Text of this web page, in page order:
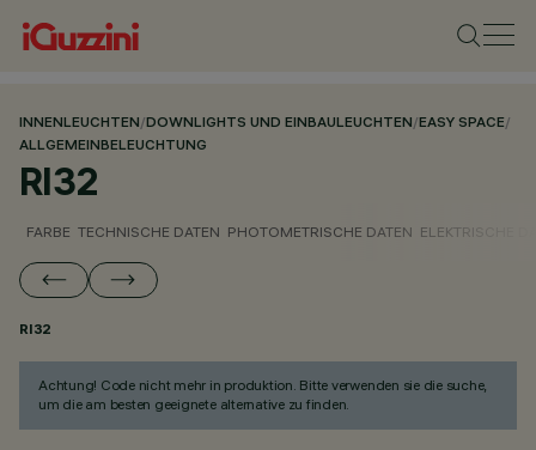
INNENLEUCHTEN/DOWNLIGHTS UND EINBAULEUCHTEN/EASY SPACE/
ALLGEMEINBELEUCHTUNG
RI32
FARBE TECHNISCHE DATEN PHOTOMETRISCHE DATEN ELEKTRISCHE
RI32
Achtung! Code nicht mehr in produktion. Bitte verwenden sie die suche,
um die am besten geeignete alternative zu finden.